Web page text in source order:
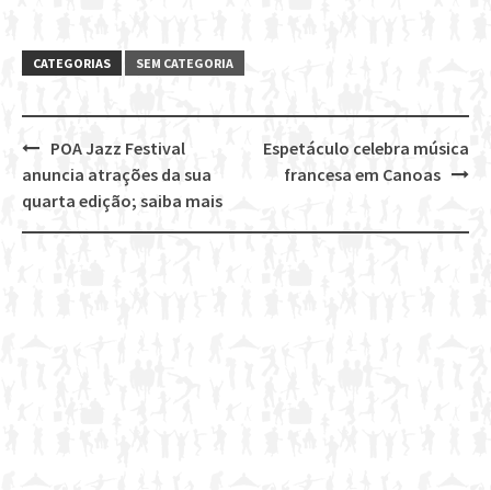
CATEGORIAS SEM CATEGORIA
Post
navigation
Espetáculo celebra música
francesa em Canoas
POA Jazz Festival
anuncia atrações da sua
quarta edição; saiba mais